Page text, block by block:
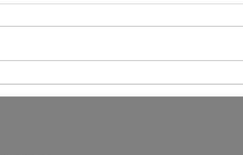
10%의 영예! 다한스파 다낭점
에